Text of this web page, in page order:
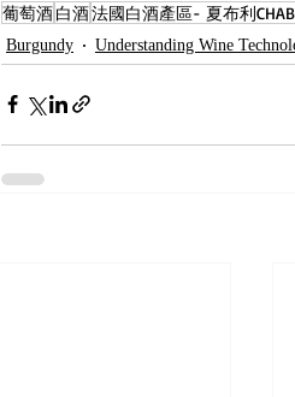
葡萄酒白酒法國白酒產區- 夏布利
Burgundy Understanding Wine